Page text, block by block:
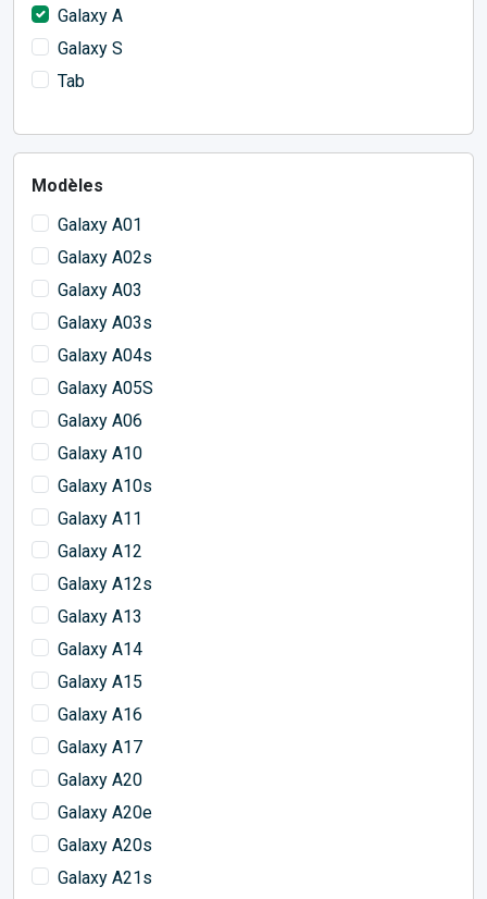
Galaxy A
Galaxy S
Tab
Modèles
Galaxy A01
Galaxy A02s
Galaxy A03
Galaxy A03s
Galaxy A04s
Galaxy A05S
Galaxy A06
Galaxy A10
Galaxy A10s
Galaxy A11
Galaxy A12
Galaxy A12s
Galaxy A13
Galaxy A14
Galaxy A15
Galaxy A16
Galaxy A17
Galaxy A20
Galaxy A20e
Galaxy A20s
Galaxy A21s